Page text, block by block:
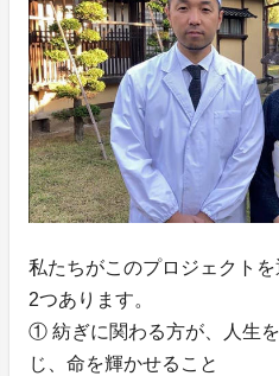
私たちがこのプロジェクトを
2つあります。
① 紡ぎに関わる方が、人生
じ、命を輝かせること